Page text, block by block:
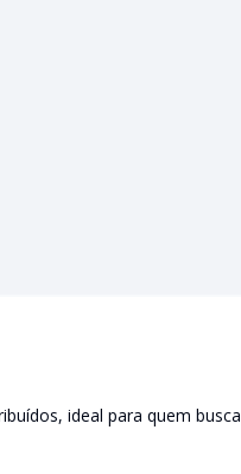
ideal para quem busca